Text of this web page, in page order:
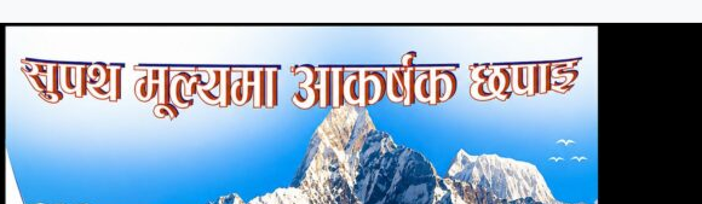
रहेको उनले जनाए ।
१२ बर्षका नाताले सालो
पर्ने र ८ बर्षीय छोराको
साथमा बाख्रा चराउन